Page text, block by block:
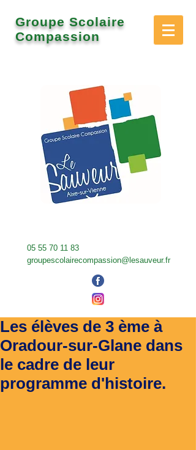
Groupe Scolaire
Compassion
05 55 70 11 83
groupescolairecompassion@lesauveur.fr
Les élèves de 3 ème à
Oradour-sur-Glane dans
le cadre de leur
programme d'histoire.